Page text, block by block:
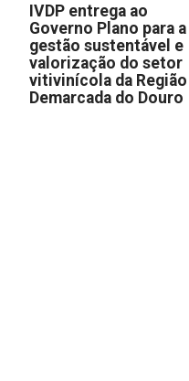
IVDP entrega ao
Governo Plano para a
gestão sustentável e
valorização do setor
vitivinícola da Região
Demarcada do Douro